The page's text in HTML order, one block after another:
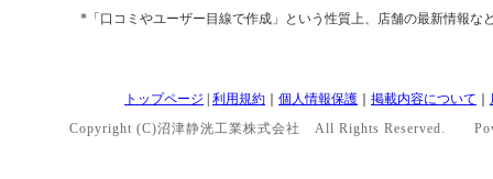
*「口コミやユーザー目線で作成」という性質上、店舗の最新情報
トップページ 利用規約 個人情報保護 掲載内容について
Copyright (C)沼津静洸工業株式会社 All Rights Reserved.